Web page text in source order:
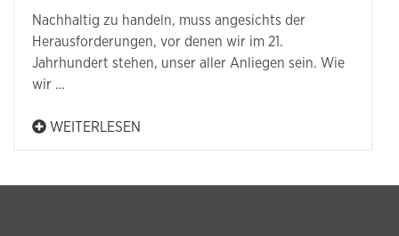
Nachhaltig zu handeln, muss angesichts der
Herausforderungen, vor denen wir im 21.
Jahrhundert stehen, unser aller Anliegen sein. Wie
wir …
WEITERLESEN